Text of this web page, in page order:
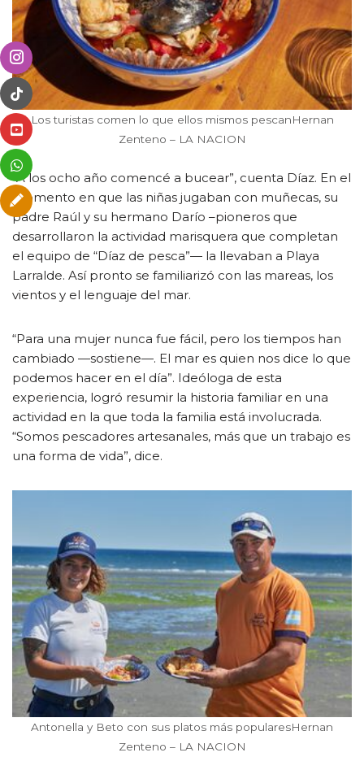
Los turistas comen lo que ellos mismos pescanHernan
Zenteno – LA NACION
“A los ocho año comencé a bucear”, cuenta Díaz. En el
momento en que las niñas jugaban con muñecas, su
padre Raúl y su hermano Darío –pioneros que
desarrollaron la actividad marisquera que completan
el equipo de “Díaz de pesca”— la llevaban a Playa
Larralde. Así pronto se familiarizó con las mareas, los
vientos y el lenguaje del mar.
“Para una mujer nunca fue fácil, pero los tiempos han
cambiado —sostiene—. El mar es quien nos dice lo que
podemos hacer en el día”. Ideóloga de esta
experiencia, logró resumir la historia familiar en una
actividad en la que toda la familia está involucrada.
“Somos pescadores artesanales, más que un trabajo es
una forma de vida”, dice.
Antonella y Beto con sus platos más popularesHernan
Zenteno – LA NACION